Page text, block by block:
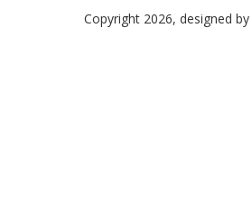
Copyright 2026, designed by